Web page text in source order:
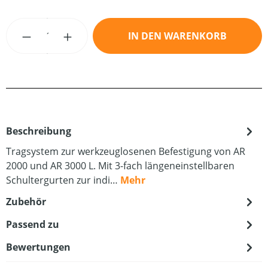
Produkt Anzahl: Gib den gewünschten
IN DEN WARENKORB
Beschreibung
Tragsystem zur werkzeuglosenen Befestigung von AR
2000 und AR 3000 L. Mit 3-fach längeneinstellbaren
Schultergurten zur indi… Mehr
Zubehör
Passend zu
Bewertungen